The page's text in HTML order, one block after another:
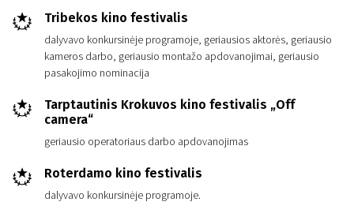
Tribekos kino festivalis
dalyvavo konkursinėje programoje, geriausios aktorės, geriausio
kameros darbo, geriausio montažo apdovanojimai, geriausio
pasakojimo nominacija
Tarptautinis Krokuvos kino festivalis „Off
camera“
geriausio operatoriaus darbo apdovanojimas
Roterdamo kino festivalis
dalyvavo konkursinėje programoje.